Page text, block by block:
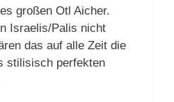
großen Otl Aicher.
Israelis/Palis nicht
das auf alle Zeit die
stilisisch perfekten